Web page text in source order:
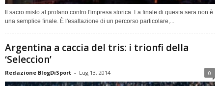
Il sacro misto al profano contro l'impresa storica. La finale di questa sera non è
una semplice finale. È l'esaltazione di un percorso particolare,...
Argentina a caccia del tris: i trionfi della
‘Seleccion’
Redazione BlogDiSport - Lug 13, 2014 0